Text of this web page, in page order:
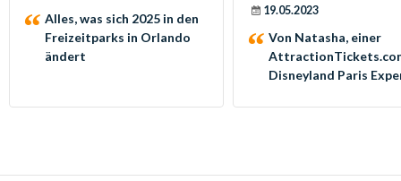
Alles, was sich 2025 in den
Freizeitparks in Orlando
ändert
19.05.2023
Von Natasha, einer
Disneyland Paris